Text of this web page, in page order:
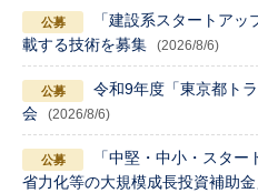
「建設系スタートア
載する技術を募集
(2026/8/6)
令和9年度「東京都ト
会
(2026/8/6)
「中堅・中小・スタ
省力化等の大規模成長投資補助金